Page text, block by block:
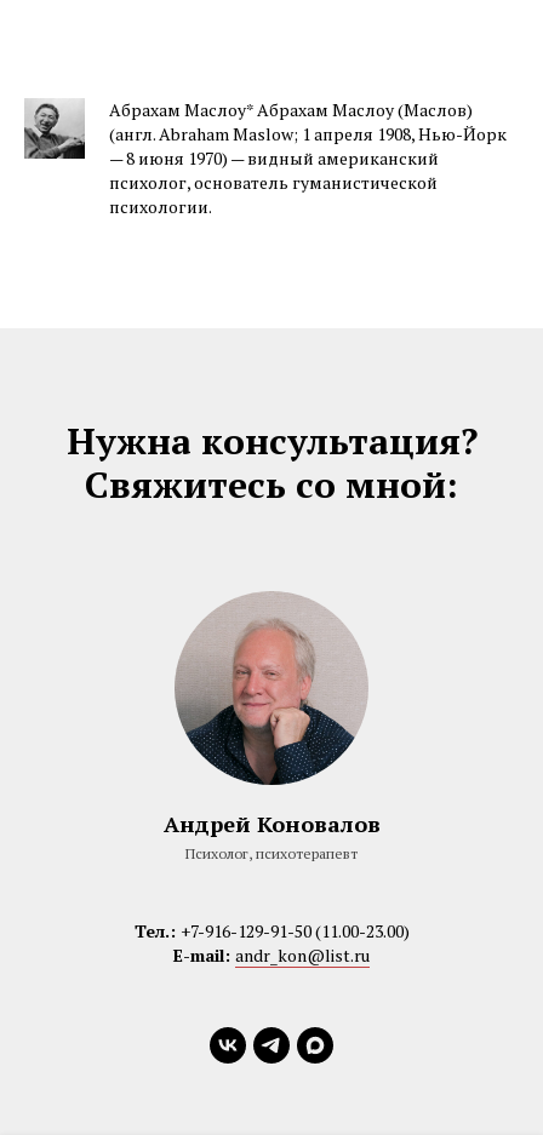
Абрахам Маслоу* Абрахам Маслоу (Маслов)
(англ. Abraham Maslow; 1 апреля 1908, Нью-Йорк
— 8 июня 1970) — видный американский
психолог, основатель гуманистической
психологии.
Нужна консультация?
Свяжитесь со мной:
Андрей Коновалов
Психолог, психотерапевт
Тел.: +7-916-129-91-50 (11.00-23.00)
E-mail: andr_kon@list.ru